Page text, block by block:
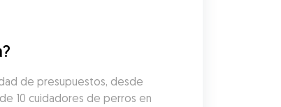
de presupuestos, desde
10 cuidadores de perros en